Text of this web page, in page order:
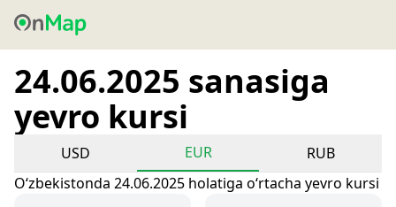
24.06.2025 sanasiga
yevro kursi
USD EUR
RUB
Oʻzbekistonda 24.06.2025 holatiga oʻrtacha yevro kursi